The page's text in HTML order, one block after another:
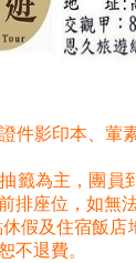
件影印本、葷
籤為主，團員
排座位，如無
假及住宿飯
不退費。